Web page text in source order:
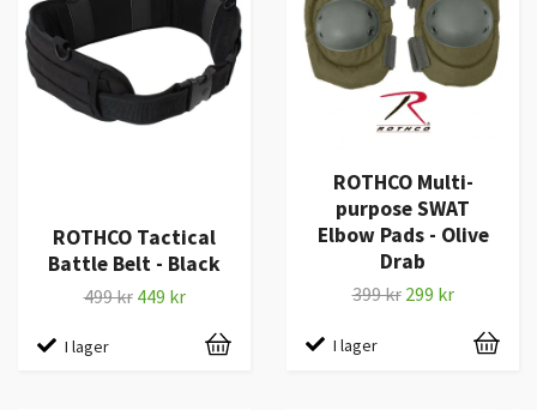
ROTHCO Tactical
Battle Belt - Black
499 kr 449 kr
I lager
ROTHCO Multi-
purpose SWAT
Elbow Pads - Olive
Drab
399 kr 299 kr
I lager